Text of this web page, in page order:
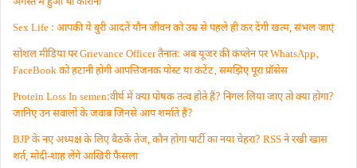
Sex Life : आपकी ये बुरी आदतें याैन जीवन को उम्र से पहले ही कर देंगी खत्म, संभल जाएं
सोशल मीडिया पर Grievance Officer तैनात: अब यूजर की कंप्लेन पर WhatsApp‚
FaceBook को हटानी होगी आपत्तिजनक पोस्ट या कंटेंट‚ समझिए पूरा प्रॉसेस
Protein Loss In semen:वीर्य में क्या पोषक तत्व होते हैं? निगल लिया जाए तो क्या होगा?
जानिए उन सवालों के जवाब जिनसे आप शर्माते हैं?
BJP के नए अध्यक्ष के लिए बैठकें तेज, कौन होगा पार्टी का नया चेहरा? RSS ने रखी खास
शर्त, मोदी-शाह लेंगे आखिरी फैसला